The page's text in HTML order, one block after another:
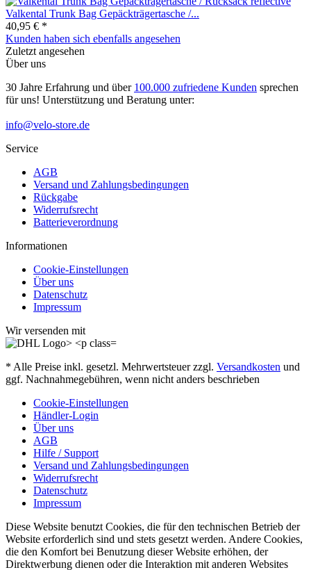
Valkental Trunk Bag Gepäckträgertasche /...
40,95 € *
Kunden haben sich ebenfalls angesehen
Zuletzt angesehen
Über uns
30 Jahre Erfahrung und über 100.000 zufriedene Kunden sprechen
für uns! Unterstützung und Beratung unter:
info@velo-store.de
Service
AGB
Versand und Zahlungsbedingungen
Rückgabe
Widerrufsrecht
Batterieverordnung
Informationen
Cookie-Einstellungen
Über uns
Datenschutz
Impressum
Wir versenden mit
* Alle Preise inkl. gesetzl. Mehrwertsteuer zzgl. Versandkosten und
ggf. Nachnahmegebühren, wenn nicht anders beschrieben
Cookie-Einstellungen
Händler-Login
Über uns
AGB
Hilfe / Support
Versand und Zahlungsbedingungen
Widerrufsrecht
Datenschutz
Impressum
Diese Website benutzt Cookies, die für den technischen Betrieb der
Website erforderlich sind und stets gesetzt werden. Andere Cookies,
die den Komfort bei Benutzung dieser Website erhöhen, der
Direktwerbung dienen oder die Interaktion mit anderen Websites